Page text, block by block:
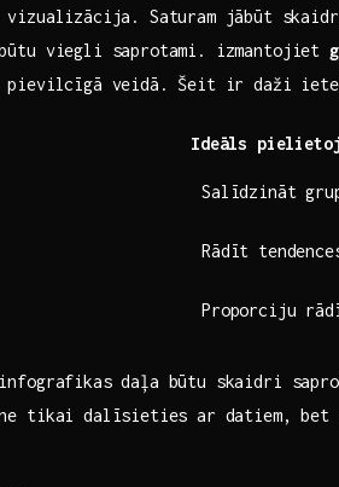
Saturam jābūt⁤
viegli saprotami. izmantojiet
veidā. Šeit ir daži
Ideāls
Salīdzināt
Rādīt
Proporciju
daļa būtu skaidri
tikai dalīsieties ar datiem,